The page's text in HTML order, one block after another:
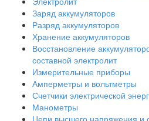
Заряд аккумуляторов
Разряд аккумуляторов
Хранение аккумуляторов
Восстановление
составной электролит
Измерительные приборы
Амперметры и вольтметры
Счетчики электрической
Манометры
Цепи высшего напряжения и